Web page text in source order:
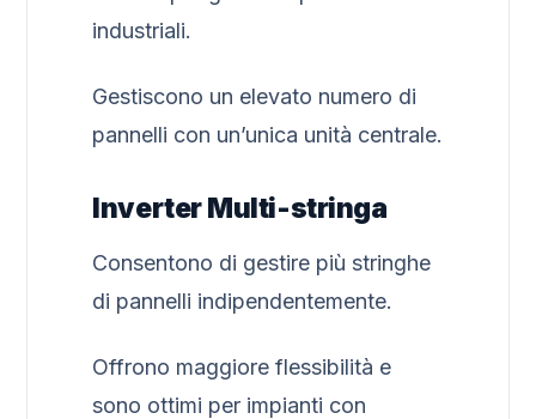
industriali.
Gestiscono un elevato numero di
pannelli con un’unica unità centrale.
Inverter Multi-stringa
Consentono di gestire più stringhe
di pannelli indipendentemente.
Offrono maggiore flessibilità e
sono ottimi per impianti con